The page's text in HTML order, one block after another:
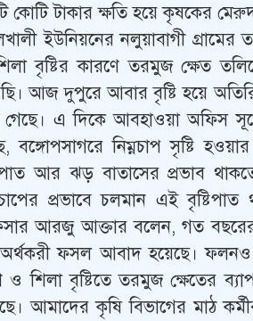
কোটি টাকার ক্ষতি হয়ে কৃষকের
ইউনিয়নের নলুয়াবাগী
বৃষ্টির কারণে তরমুজ ক্ষেত
আজ দুপুরে আবার বৃষ্টি হয়ে
গেছে। এ দিকে আবহাওয়া অফিস
বঙ্গোপসাগরে নিম্নচাপ সৃষ্টি
আর ঝড় বাতাসের প্রভাব
প্রভাবে চলমান এই
আরজু আক্তার বলেন, গত
ফসল আবাদ হয়েছে। ফলনও
ও শিলা বৃষ্টিতে তরমুজ ক্ষেতের
আমাদের কৃষি বিভাগের মাঠ